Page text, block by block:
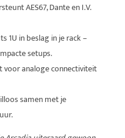
AES67, Dante en I.V.
1U in beslag in je rack –
setups.
voor analoge connectiviteit
samen met je